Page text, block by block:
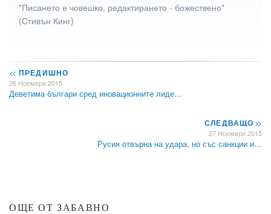
"Писането е човешко, редактирането - божествено"
(Стивън Кинг)
<< ПРЕДИШНО
26 Ноември 2015
Деветима българи сред иновационните лиде…
СЛЕДВАЩО>>
27 Ноември 2015
Русия отвърна на удара, но със санкции и…
ОЩЕ ОТ ЗАБАВНО